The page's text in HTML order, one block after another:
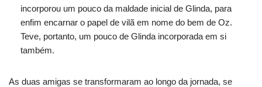
incorporou um pouco da maldade inicial de Glinda, para
enfim encarnar o papel de vilã em nome do bem de Oz.
Teve, portanto, um pouco de Glinda incorporada em si
também.
As duas amigas se transformaram ao longo da jornada, se